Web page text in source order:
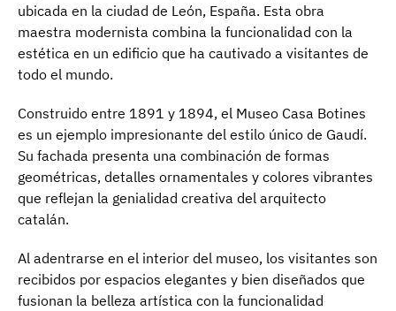
ubicada en la ciudad de León, España. Esta obra
maestra modernista combina la funcionalidad con la
estética en un edificio que ha cautivado a visitantes de
todo el mundo.
Construido entre 1891 y 1894, el Museo Casa Botines
es un ejemplo impresionante del estilo único de Gaudí.
Su fachada presenta una combinación de formas
geométricas, detalles ornamentales y colores vibrantes
que reflejan la genialidad creativa del arquitecto
catalán.
Al adentrarse en el interior del museo, los visitantes son
recibidos por espacios elegantes y bien diseñados que
fusionan la belleza artística con la funcionalidad